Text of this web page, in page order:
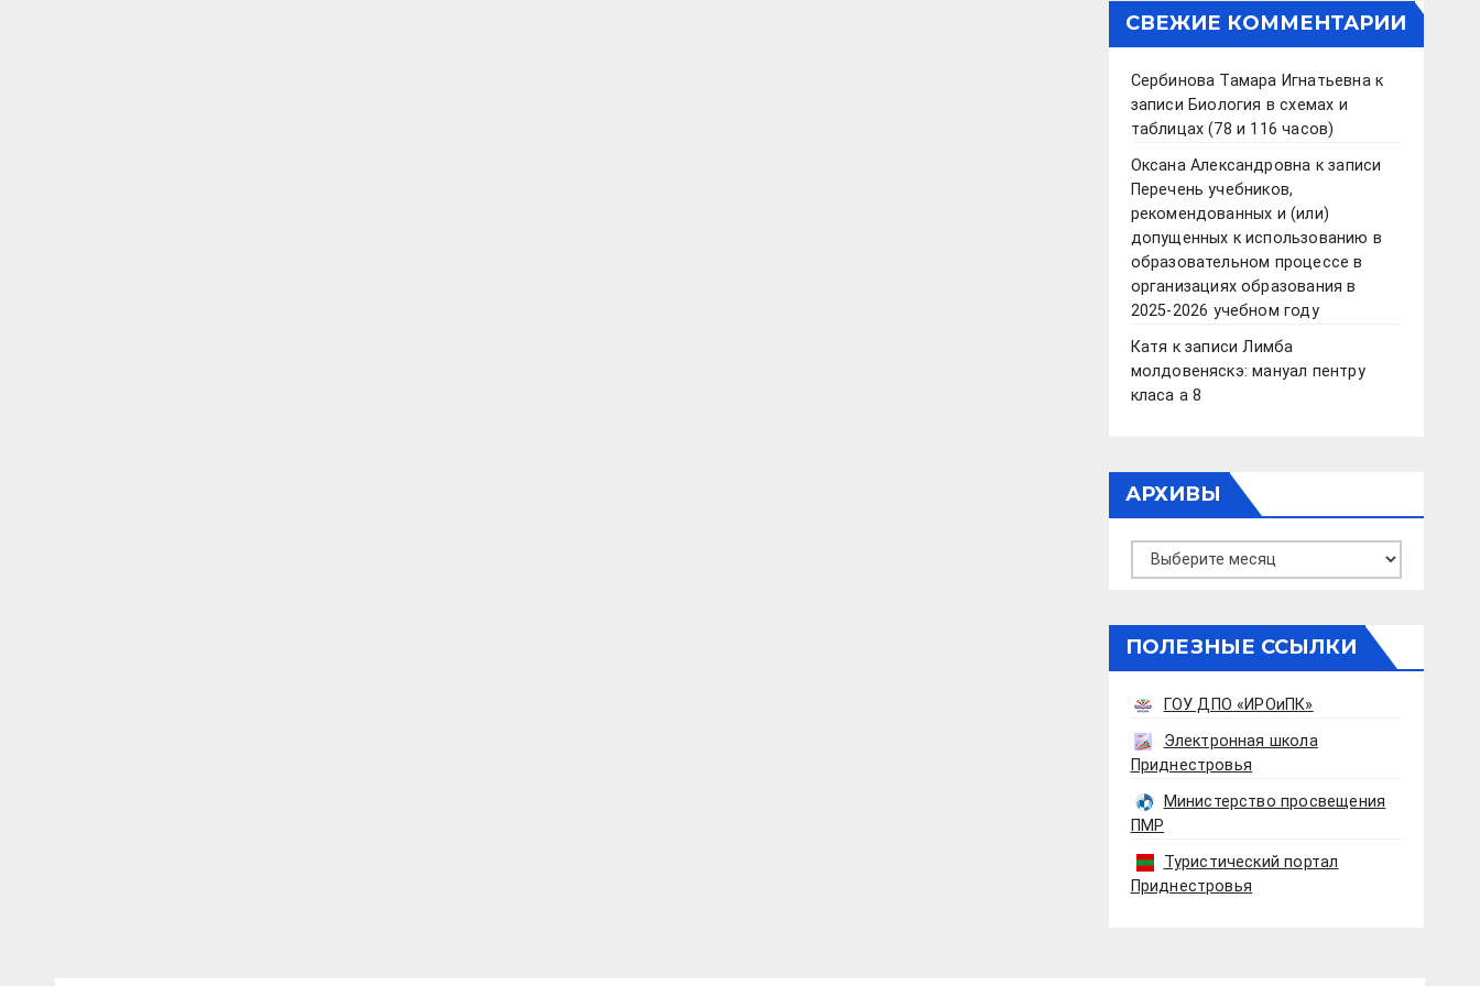
СВЕЖИЕ КОММЕНТАРИИ
Сербинова Тамара Игнатьевнак
записи Биология в схемах и
таблицах (78 и 116 часов)
Оксана Александровна к записи
Перечень учебников,
рекомендованных и (или)
допущенных к использованию в
образовательном процессе в
организациях образования в
2025-2026 учебном году
Катя к записиЛимба
молдовеняскэ: мануал пентру
класа а 8
АРХИВЫ
Архивы
ПОЛЕЗНЫЕ ССЫЛКИ
ГОУ ДПО «ИРОиПК»
Электронная школа
Приднестровья
Министерство просвещения
ПМР
Туристический портал
Приднестровья